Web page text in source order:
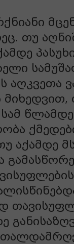
თუ
აღკვეთა
სამ
აქამდე